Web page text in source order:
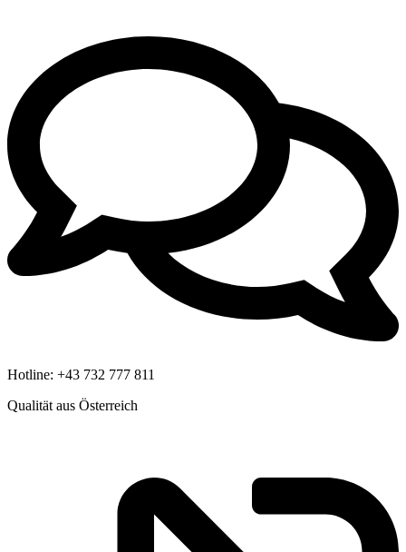
Hotline: +43 732 777 811
Qualität aus Österreich